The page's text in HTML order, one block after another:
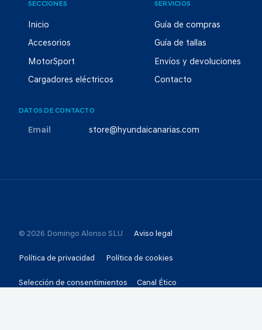
SECCIONES
Inicio
Accesorios
MotorSport
Cargadores eléctricos
SERVICIOS
Guía de compras
Guía de tallas
Envíos y devoluciones
Contacto
DATOS DE CONTACTO
Email store@hyundaicanarias.com
© 2026 Domingo Alonso SLU Aviso legal
Política de privacidad Política de cookies
Selección de consentimientos Canal Ético